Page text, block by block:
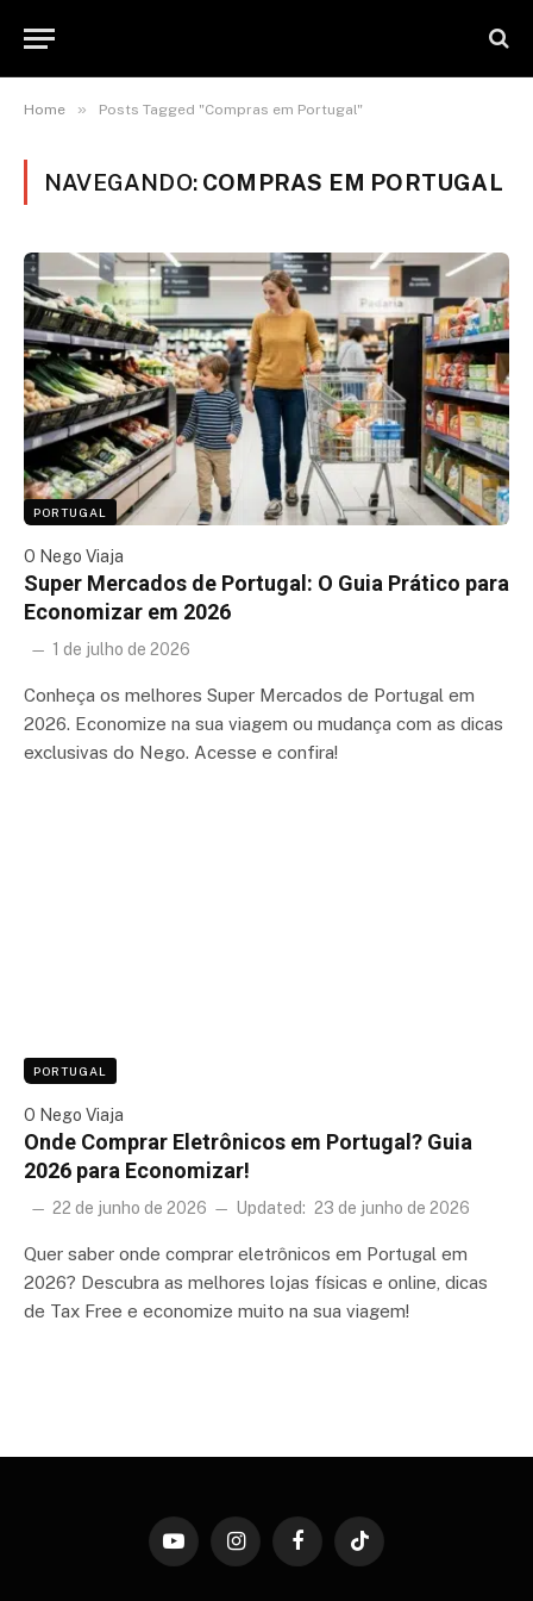
Home » Posts Tagged "Compras em Portugal"
NAVEGANDO: COMPRAS EM PORTUGAL
PORTUGAL
O Nego Viaja
Super Mercados de Portugal: O Guia Prático para
Economizar em 2026
1 de julho de 2026
Conheça os melhores Super Mercados de Portugal em
2026. Economize na sua viagem ou mudança com as dicas
exclusivas do Nego. Acesse e confira!
PORTUGAL
O Nego Viaja
Onde Comprar Eletrônicos em Portugal? Guia
2026 para Economizar!
22 de junho de 2026 Updated: 23 de junho de 2026
Quer saber onde comprar eletrônicos em Portugal em
2026? Descubra as melhores lojas físicas e online, dicas
de Tax Free e economize muito na sua viagem!
YouTubeInstagramFacebookTikTok